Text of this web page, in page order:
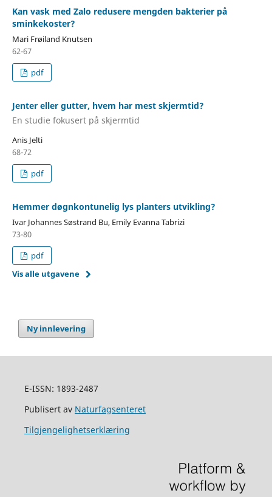
Kan vask med Zalo redusere mengden bakterier på
sminkekoster?
Mari Frøiland Knutsen
62-67
pdf
Jenter eller gutter, hvem har mest skjermtid?
En studie fokusert på skjermtid
Anis Jelti
68-72
pdf
Hemmer døgnkontunelig lys planters utvikling?
Ivar Johannes Søstrand Bu, Emily Evanna Tabrizi
73-80
pdf
Vis alle utgavene
Ny innlevering
E-ISSN: 1893-2487
Publisert av Naturfagsenteret
Tilgjengelighetserklæring